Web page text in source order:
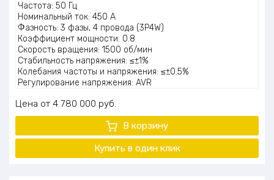
Частота: 50 Гц
Номинальный ток: 450 А
Фазность: 3 фазы, 4 провода (3P4W)
Коэффициент мощности: 0.8
Скорость вращения: 1500 об/мин
Стабильность напряжения: ≤±1%
Колебания частоты и напряжения: ≤±0.5%
Регулирование напряжения: AVR
Вес: 3000 кг
Уровень шума: до 75 дБ(А)
Тип топлива: природный или сжиженный газ
Цена 4 780 000 руб.
В корзину
Купить в один клик